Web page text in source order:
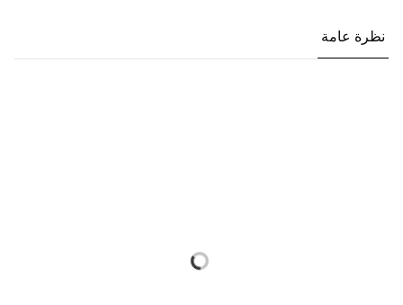
نظرة عامة